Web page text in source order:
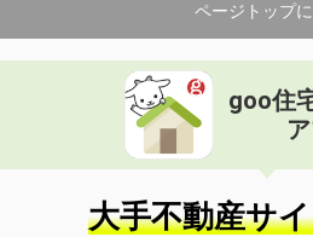
ページトップ
goo住
大手不動産サ